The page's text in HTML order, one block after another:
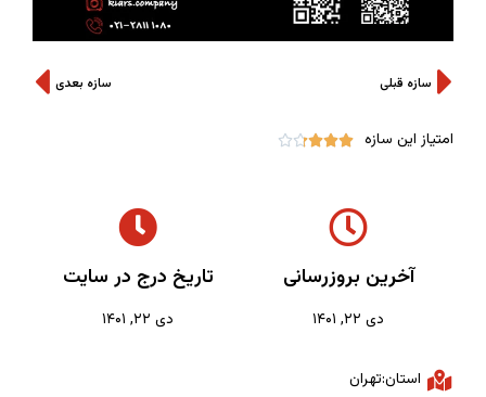
سازه قبلی سازه بعدی
امتیاز این سازه 




آخرین بروزرسانی
دی ۲۲, ۱۴۰۱
تاریخ درج در سایت
دی ۲۲, ۱۴۰۱
استان:تهران